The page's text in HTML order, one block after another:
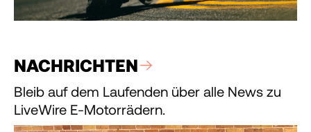
NACHRICHTEN
Bleib auf dem Laufenden über alle News zu
LiveWire E-Motorrädern.